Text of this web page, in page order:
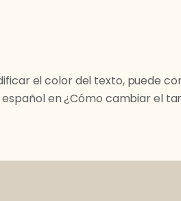
el color del texto, puede
en ¿Cómo cambiar el